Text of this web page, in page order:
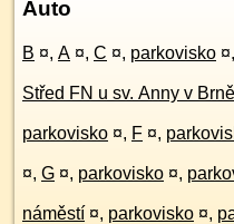
Auto
B ¤, A ¤, C ¤, parkovisko ¤,
Střed FN u sv. Anny v
parkovisko ¤, F ¤,
¤, G ¤, parkovisko ¤,
náměstí ¤, parkovisko ¤,